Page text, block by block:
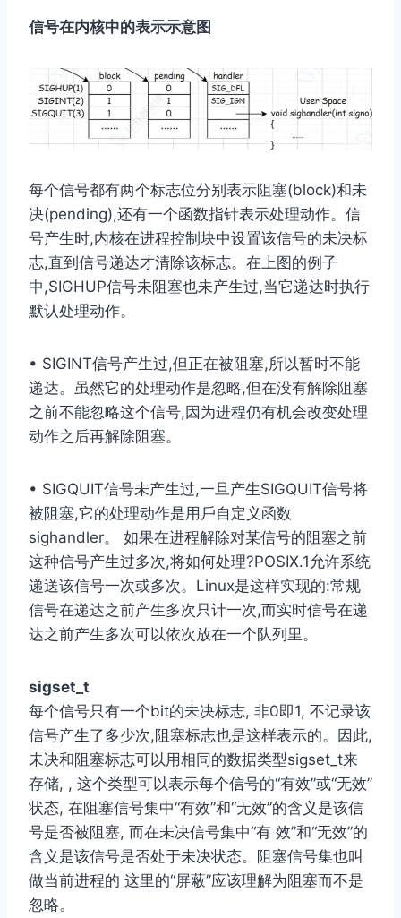
信号在内核中的表⽰⽰意图
每个信号都有两个标志位分别表⽰阻塞(block)和未
决(pending),还有⼀个函数指针表⽰处理动作。信
号产⽣时,内核在进程控制块中设置该信号的未决标
志,直到信号递达才清除该标志。在上图的例⼦
中,SIGHUP信号未阻塞也未产⽣过,当它递达时执⾏
默认处理动作。
• SIGINT信号产⽣过,但正在被阻塞,所以暂时不能
递达。虽然它的处理动作是忽略,但在没有解除阻塞
之前不能忽略这个信号,因为进程仍有机会改变处理
动作之后再解除阻塞。
• SIGQUIT信号未产⽣过,⼀旦产⽣SIGQUIT信号将
被阻塞,它的处理动作是⽤⼾⾃定义函数
sighandler。 如果在进程解除对某信号的阻塞之前
这种信号产⽣过多次,将如何处理?POSIX.1允许系统
递送该信号⼀次或多次。Linux是这样实现的:常规
信号在递达之前产⽣多次只计⼀次,⽽实时信号在递
达之前产⽣多次可以依次放在⼀个队列⾥。
sigset_t
每个信号只有⼀个bit的未决标志, ⾮0即1, 不记录该
信号产⽣了多少次,阻塞标志也是这样表⽰的。因此,
未决和阻塞标志可以⽤相同的数据类型sigset_t来
存储, , 这个类型可以表⽰每个信号的“有效”或“⽆效”
状态, 在阻塞信号集中“有效”和“⽆效”的含义是该信
号是否被阻塞, ⽽在未决信号集中“有 效”和“⽆效”的
含义是该信号是否处于未决状态。阻塞信号集也叫
做当前进程的 这⾥的“屏蔽”应该理解为阻塞⽽不是
忽略。